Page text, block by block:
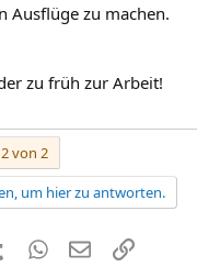
Ausflüge zu machen.
zu früh zur Arbeit!
2 von 2
um hier zu antworten.
Tumblr WhatsApp
E-MailLink